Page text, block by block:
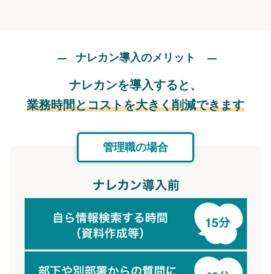
ナレカン導入のメリット
ナレカンを導入すると、
業務時間とコストを大きく削減できます
管理職の場合